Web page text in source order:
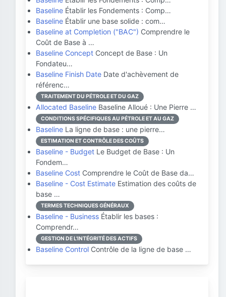
Baseline Établir les Fondements : Comp…
Baseline Établir une base solide : com…
Baseline at Completion ("BAC") Comprendre le
Coût de Base à …
Baseline Concept Concept de Base : Un
Fondateu…
Baseline Finish Date Date d'achèvement de
référenc…
TRAITEMENT DU PÉTROLE ET DU GAZ
Allocated Baseline Baseline Alloué : Une Pierre …
CONDITIONS SPÉCIFIQUES AU PÉTROLE ET AU GAZ
Baseline La ligne de base : une pierre…
ESTIMATION ET CONTRÔLE DES COÛTS
Baseline - Budget Le Budget de Base : Un
Fondem…
Baseline Cost Comprendre le Coût de Base da…
Baseline - Cost Estimate Estimation des coûts de
base …
TERMES TECHNIQUES GÉNÉRAUX
Baseline - Business Établir les bases :
Comprendr…
GESTION DE L'INTÉGRITÉ DES ACTIFS
Baseline Control Contrôle de la ligne de base …